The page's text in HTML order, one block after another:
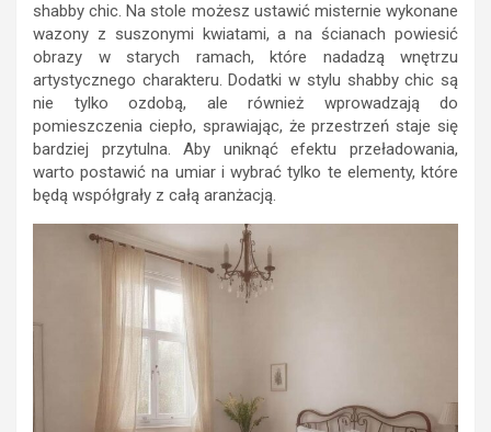
shabby chic. Na stole możesz ustawić misternie wykonane
wazony z suszonymi kwiatami, a na ścianach powiesić
obrazy w starych ramach, które nadadzą wnętrzu
artystycznego charakteru. Dodatki w stylu shabby chic są
nie tylko ozdobą, ale również wprowadzają do
pomieszczenia ciepło, sprawiając, że przestrzeń staje się
bardziej przytulna. Aby uniknąć efektu przeładowania,
warto postawić na umiar i wybrać tylko te elementy, które
będą współgrały z całą aranżacją.